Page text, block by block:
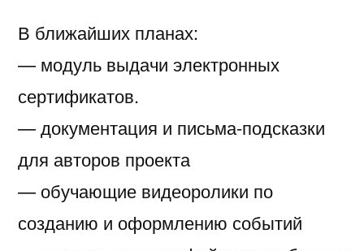
В ближайших планах:
— модуль выдачи электронных
сертификатов.
— документация и письма-подсказки
для авторов проекта
— обучающие видеоролики по
созданию и оформлению событий